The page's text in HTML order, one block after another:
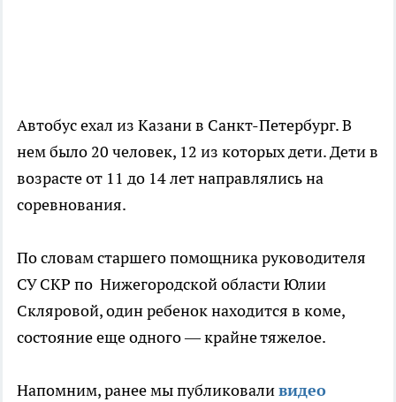
Автобус ехал из Казани в Санкт-Петербург. В
нем было 20 человек, 12 из которых дети. Дети в
возрасте от 11 до 14 лет направлялись на
соревнования.
По словам старшего помощника руководителя
СУ СКР по Нижегородской области Юлии
Скляровой, один ребенок находится в коме,
состояние еще одного — крайне тяжелое.
Напомним, ранее мы публиковаливидео